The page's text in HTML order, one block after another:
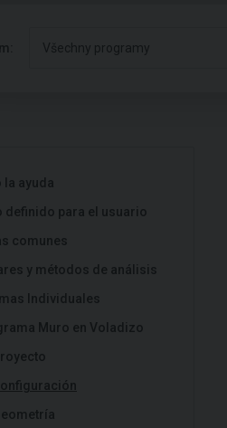
Všechny programy
la ayuda
definido para el usuario
comunes
y métodos de análisis
Individuales
Muro en Voladizo